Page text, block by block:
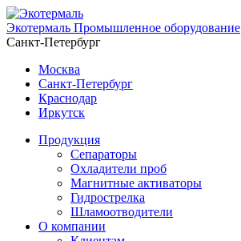
Экотермаль Промышленное оборудование
Санкт-Петербург
Москва
Санкт-Петербург
Краснодар
Иркутск
Продукция
Сепараторы
Охладители проб
Магнитные активаторы
Гидрострелка
Шламоотводители
О компании